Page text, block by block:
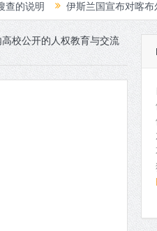
伊斯兰国宣布对喀布尔中国人运
校公开的人权教育与交流